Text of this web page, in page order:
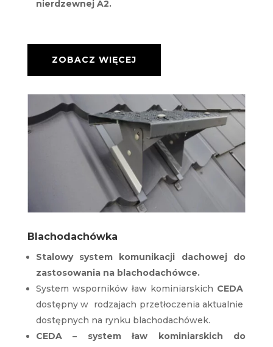
nierdzewnej A2.
ZOBACZ WIĘCEJ
Blachodachówka
Stalowy system komunikacji dachowej do
zastosowania na blachodachówce.
System wsporników ław kominiarskich CEDA
dostępny w rodzajach przetłoczenia aktualnie
dostępnych na rynku blachodachówek.
CEDA – system ław kominiarskich do